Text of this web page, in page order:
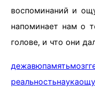
воспоминаний и
напоминает нам о
голове, и что они
дежавюпамятьмозг
реальностьнаука